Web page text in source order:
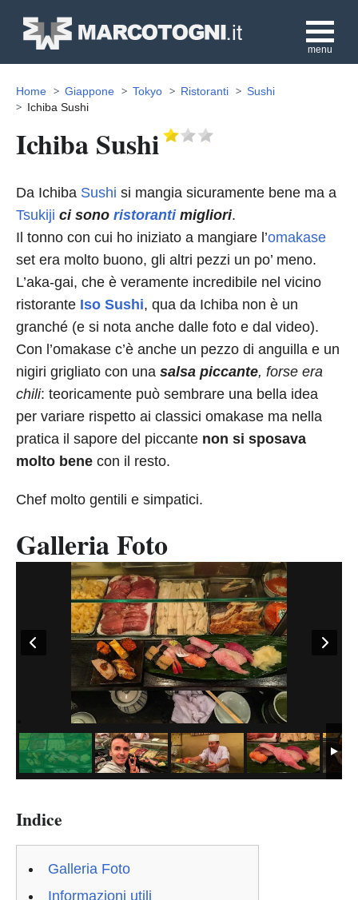
menu
Home Giappone Tokyo Ristoranti
Sushi
Ichiba Sushi
Ichiba Sushi
Da Ichiba Sushi si mangia sicuramente bene ma a
Tsukiji ci sono ristorantimigliori.
Il tonno con cui ho iniziato a mangiare l’omakase
set era molto buono, gli altri pezzi un po’ meno.
L’aka-gai, che è veramente incredibile nel vicino
ristorante Iso Sushi, qua da Ichiba non è un
granché (e si nota anche dalle foto e dal video).
Con l’omakase c’è anche un pezzo di anguilla e un
nigiri grigliato con una salsa piccante, forse era
chili: teoricamente può sembrare una bella idea
per variare rispetto ai classici omakase ma nella
pratica il sapore del piccante non si sposava
molto bene con il resto.
Chef molto gentili e simpatici.
Galleria Foto
Indice
Galleria Foto
Informazioni utili